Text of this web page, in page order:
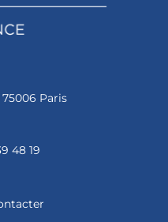
75006 Paris
48 19